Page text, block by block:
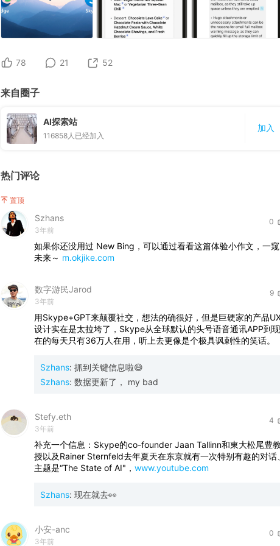
78 21 52
来自圈子
AI探索站
116858人已经加入
加入
热门评论
置顶
Szhans
3年前
0
如果你还没用过 New Bing，可以通过看看这篇体验小作文，一窥
未来～ m.okjike.com
数字游民Jarod
3年前
9
用Skype+GPT来颠覆社交，想法的确很好，但是巨硬家的产品
设计实在是太拉垮了，Skype从全球默认的头号语音通讯APP到现
在的每天只有36万人在用，听上去更像是个极具讽刺性的笑话。
Szhans: 抓到关键信息啦😄
Szhans: 数据更新了， my bad
Stefy.eth
3年前
4
补充一个信息：Skype的co-founder Jaan Tallinn和東大松尾豊教
授以及Rainer Sternfeld去年夏天在东京就有一次特别有趣的对话、
主题是“The State of AI"， www.youtube.com
Szhans: 现在就去👀
小安-anc
3年前
0